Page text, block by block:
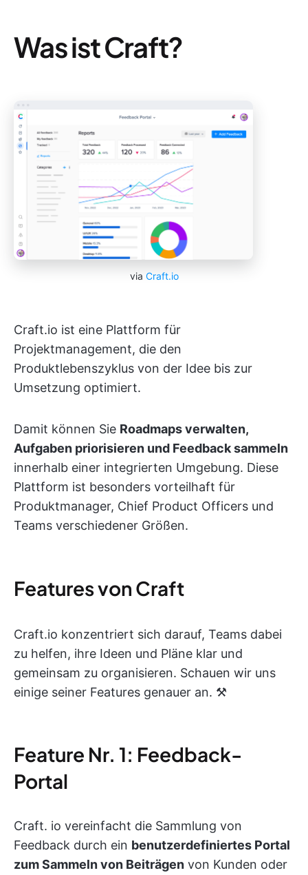
Was ist Craft?
via Craft.io
Craft.io ist eine Plattform für
Projektmanagement, die den
Produktlebenszyklus von der Idee bis zur
Umsetzung optimiert.
Damit können Sie Roadmaps verwalten,
Aufgaben priorisieren und Feedback sammeln
innerhalb einer integrierten Umgebung. Diese
Plattform ist besonders vorteilhaft für
Produktmanager, Chief Product Officers und
Teams verschiedener Größen.
Features von Craft
Craft.io konzentriert sich darauf, Teams dabei
zu helfen, ihre Ideen und Pläne klar und
gemeinsam zu organisieren. Schauen wir uns
einige seiner Features genauer an. ⚒️
Feature Nr. 1: Feedback-
Portal
Craft. io vereinfacht die Sammlung von
Feedback durch ein benutzerdefiniertes Portal
zum Sammeln von Beiträgen von Kunden oder